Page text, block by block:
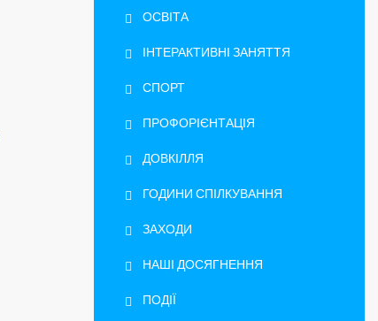
ОСВІТА
ІНТЕРАКТИВНІ ЗАНЯТТЯ
СПОРТ
ПРОФОРІЄНТАЦІЯ
ДОВКІЛЛЯ
ГОДИНИ СПІЛКУВАННЯ
ЗАХОДИ
НАШІ ДОСЯГНЕННЯ
ПОДІЇ